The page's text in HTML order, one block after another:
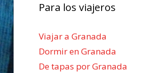
Para los viajeros
Viajar a Granada
Dormir en Granada
De tapas por Granada